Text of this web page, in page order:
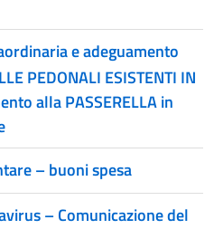
e adeguamento
PEDONALI ESISTENTI IN
alla PASSERELLA in
– buoni spesa
– Comunicazione del